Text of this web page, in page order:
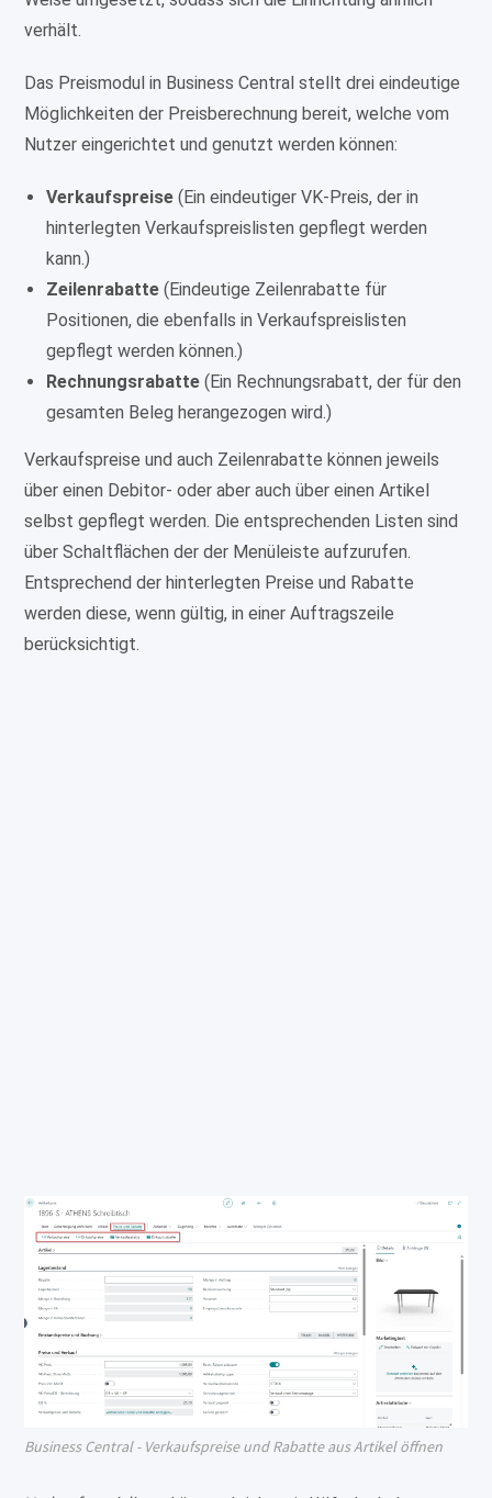
verhält.
Das Preismodul in Business Central stellt drei eindeutige
Möglichkeiten der Preisberechnung bereit, welche vom
Nutzer eingerichtet und genutzt werden können:
Verkaufspreise (Ein eindeutiger VK-Preis, der in
hinterlegten Verkaufspreislisten gepflegt werden
kann.)
Zeilenrabatte (Eindeutige Zeilenrabatte für
Positionen, die ebenfalls in Verkaufspreislisten
gepflegt werden können.)
Rechnungsrabatte (Ein Rechnungsrabatt, der für den
gesamten Beleg herangezogen wird.)
Verkaufspreise und auch Zeilenrabatte können jeweils
über einen Debitor- oder aber auch über einen Artikel
selbst gepflegt werden. Die entsprechenden Listen sind
über Schaltflächen der der Menüleiste aufzurufen.
Entsprechend der hinterlegten Preise und Rabatte
werden diese, wenn gültig, in einer Auftragszeile
berücksichtigt.
Business Central - Verkaufspreise und Rabatte aus Artikel öffnen